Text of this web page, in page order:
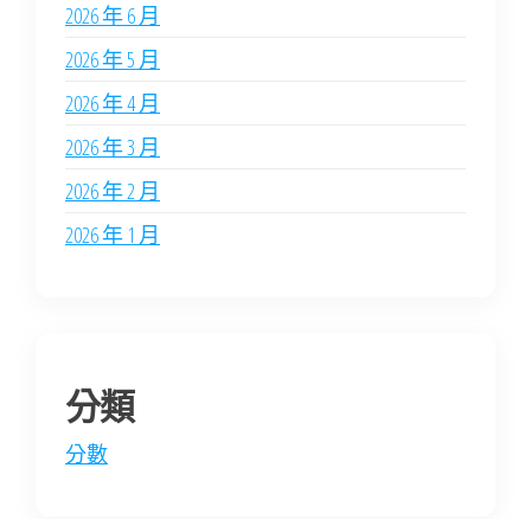
2026 年 6 月
2026 年 5 月
2026 年 4 月
2026 年 3 月
2026 年 2 月
2026 年 1 月
分類
分數